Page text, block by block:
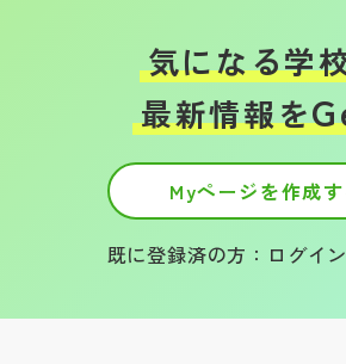
気になる学
最新情報を
Myページを作成す
既に登録済の方：ログイ